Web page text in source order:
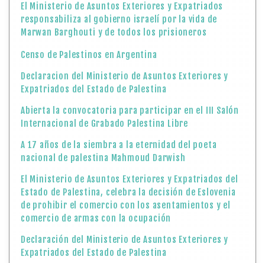
El Ministerio de Asuntos Exteriores y Expatriados
responsabiliza al gobierno israelí por la vida de
Marwan Barghouti y de todos los prisioneros
Censo de Palestinos en Argentina
Declaracion del Ministerio de Asuntos Exteriores y
Expatriados del Estado de Palestina
Abierta la convocatoria para participar en el III Salón
Internacional de Grabado Palestina Libre
A 17 años de la siembra a la eternidad del poeta
nacional de palestina Mahmoud Darwish
El Ministerio de Asuntos Exteriores y Expatriados del
Estado de Palestina, celebra la decisión de Eslovenia
de prohibir el comercio con los asentamientos y el
comercio de armas con la ocupación
Declaración del Ministerio de Asuntos Exteriores y
Expatriados del Estado de Palestina